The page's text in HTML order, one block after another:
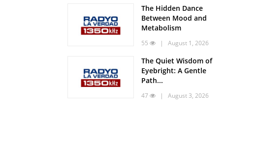
The Hidden Dance
Between Mood and
Metabolism
55 | August 1, 2026
The Quiet Wisdom of
Eyebright: A Gentle
Path...
47 | August 3, 2026